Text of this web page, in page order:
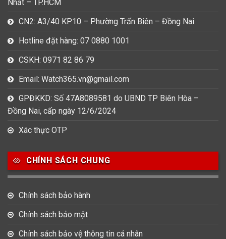
Nhất – TP.HCM
CN2: A3/40 KP10 – Phường Trấn Biên – Đồng Nai
Hotline đặt hàng: 07 0880 1001
CSKH: 0971 82 86 79
Email: Watch365.vn@gmail.com
GPĐKKD: Số 47A8089581 do UBND TP Biên Hòa –
Đồng Nai, cấp ngày 12/6/2024
Xác thực OTP
CHÍNH SÁCH CHUNG
Chính sách bảo hành
Chính sách bảo mật
Chính sách bảo vệ thông tin cá nhân